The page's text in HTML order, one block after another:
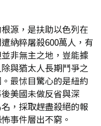
源，是扶助以色列在
納粹屠殺600萬人，有
非無主之地，豈能據
與猶太人長期鬥爭之
最怵目驚心的是紐約
美國未做反省與深
，採取趕盡殺絕的報
事件層出不窮。